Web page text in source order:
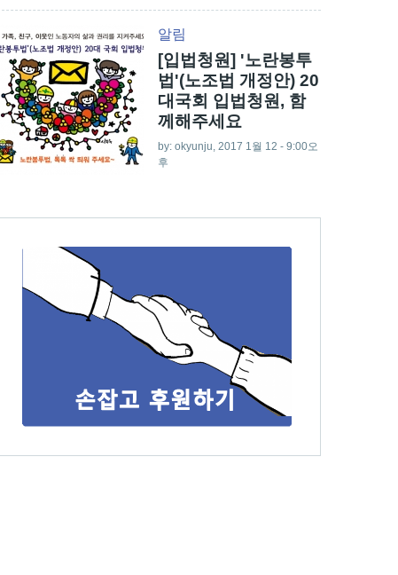
알림
[입법청원] '노란봉투
법'(노조법 개정안) 20
대국회 입법청원, 함
께해주세요
by: okyunju, 2017 1월 12 - 9:00오
후